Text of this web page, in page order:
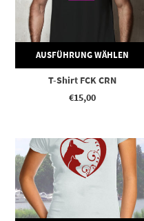
AUSFÜHRUNG WÄHLEN
T-Shirt FCK CRN
€15,00
Dieses Produkt weist mehrere Varianten auf. Die Optionen können auf der Produktseite gewählt werden